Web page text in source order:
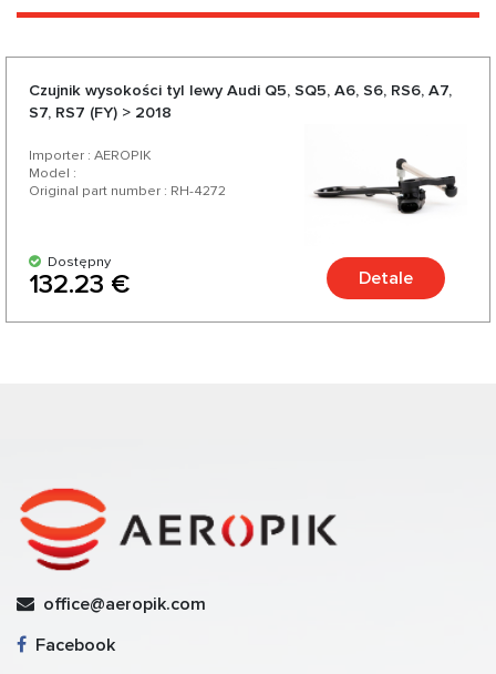
Czujnik wysokości tyl lewy Audi Q5, SQ5, A6, S6, RS6, A7,
S7, RS7 (FY) > 2018
Importer : AEROPIK
Model :
Original part number : RH-4272
Dostępny
132.23 € Detale
office@aeropik.com
Facebook